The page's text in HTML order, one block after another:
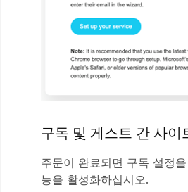
구독 및 게스트 간 사이
주문이 완료되면 구독 설정
능을 활성화하십시오.